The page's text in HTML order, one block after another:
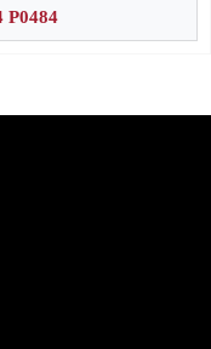
P0484